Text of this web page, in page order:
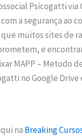
Psicogatti via
a segurança ao
muitos sites de
e
MAPP – Metodo
no Google Drive
na Breaking